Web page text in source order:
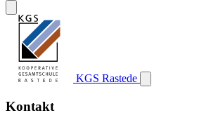
KGS Rastede
Kontakt